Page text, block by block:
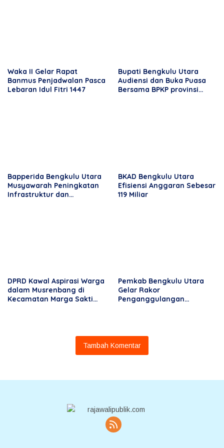
Waka II Gelar Rapat
Banmus Penjadwalan Pasca
Lebaran Idul Fitri 1447
Bupati Bengkulu Utara
Audiensi dan Buka Puasa
Bersama BPKP provinsi
Bapperida Bengkulu Utara
Musyawarah Peningkatan
Infrastruktur dan
BKAD Bengkulu Utara
Efisiensi Anggaran Sebesar
119 Miliar
DPRD Kawal Aspirasi Warga
dalam Musrenbang di
Kecamatan Marga Sakti
Pemkab Bengkulu Utara
Gelar Rakor
Penganggulangan
Tambah Komentar